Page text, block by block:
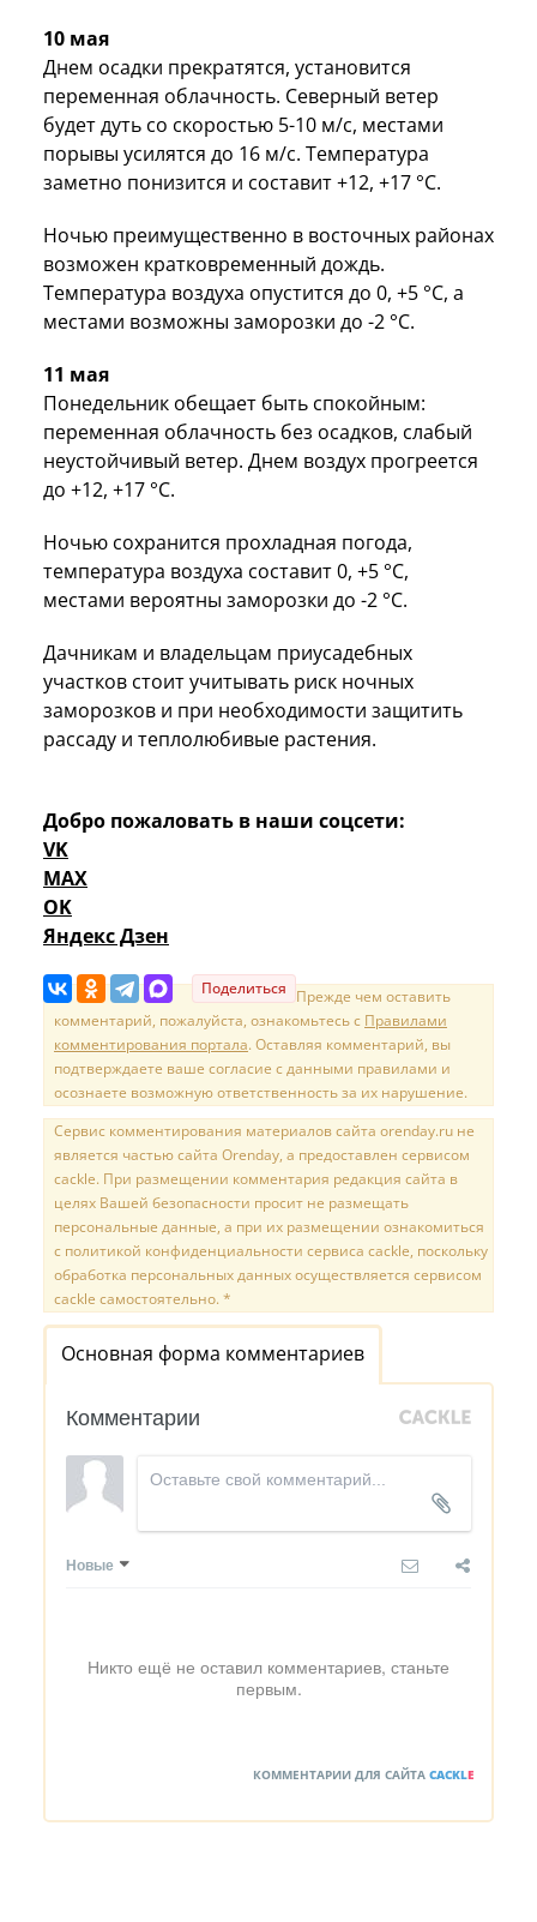
10 мая
Днем осадки прекратятся, установится
переменная облачность. Северный ветер
будет дуть со скоростью 5-10 м/с, местами
порывы усилятся до 16 м/с. Температура
заметно понизится и составит +12, +17 °C.
Ночью преимущественно в восточных районах
возможен кратковременный дождь.
Температура воздуха опустится до 0, +5 °C, а
местами возможны заморозки до -2 °C.
11 мая
Понедельник обещает быть спокойным:
переменная облачность без осадков, слабый
неустойчивый ветер. Днем воздух прогреется
до +12, +17 °C.
Ночью сохранится прохладная погода,
температура воздуха составит 0, +5 °C,
местами вероятны заморозки до -2 °C.
Дачникам и владельцам приусадебных
участков стоит учитывать риск ночных
заморозков и при необходимости защитить
рассаду и теплолюбивые растения.
Добро пожаловать в наши соцсети:
VK
MAX
OK
Яндекс Дзен
Поделиться Прежде чем оставить
комментарий, пожалуйста, ознакомьтесь с Правилами
комментирования портала. Оставляя комментарий, вы
подтверждаете ваше согласие с данными правилами и
осознаете возможную ответственность за их нарушение.
Сервис комментирования материалов сайта orenday.ru не
является частью сайта Orenday, а предоставлен сервисом
cackle. При размещении комментария редакция сайта в
целях Вашей безопасности просит не размещать
персональные данные, а при их размещении ознакомиться
с политикой конфиденциальности сервиса cackle, поскольку
обработка персональных данных осуществляется сервисом
cackle самостоятельно. *
Основная форма комментариев
Комментарии
Новые
Никто ещё не оставил комментариев, станьте
первым.
КОММЕНТАРИИ ДЛЯ САЙТА CACKLE